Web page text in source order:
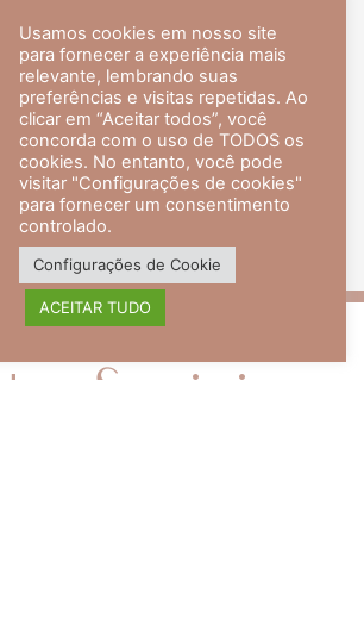
em Medicina pela UFRJ.
em Dermatologia pela UFRJ, tendo
a especialização em 2007.
Brasileira de Dermatologia,
com título de especialista.
veja mais +
Sociais
Usamos cookies em nosso site
para fornecer a experiência mais
relevante, lembrando suas
preferências e visitas repetidas. Ao
clicar em “Aceitar todos”, você
concorda com o uso de TODOS os
cookies. No entanto, você pode
visitar "Configurações de cookies"
para fornecer um consentimento
controlado.
Configurações de Cookie
ACEITAR TUDO